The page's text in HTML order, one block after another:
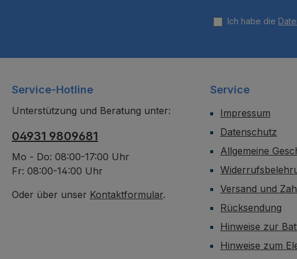
Ich habe die
Service-Hotline
Unterstützung und Beratung unter:
04931 9809681
Mo - Do: 08:00-17:00 Uhr
Fr: 08:00-14:00 Uhr
Oder über unser Kontaktformular.
Service
Impressum
Datenschutz
Allgemeine
Versand und
Rücksendung
Hinweise zur
Hinweise zum